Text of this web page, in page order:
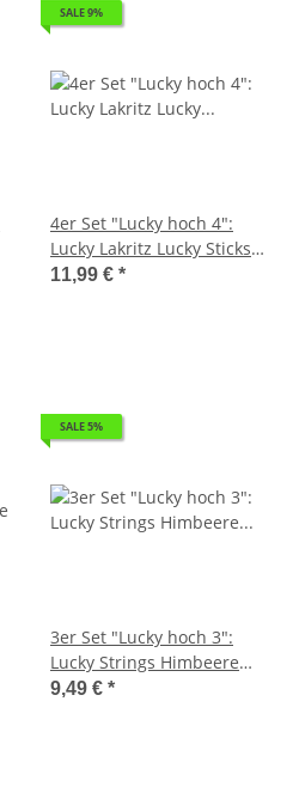
SALE 9%
4er Set "Lucky hoch 4":
Lucky Lakritz Lucky Sticks
Himbeere Lucky Sticks
11,99 € *
SALE 5%
3er Set "Lucky hoch 3":
Lucky Strings Himbeere
Erdbeere und Kirsche
9,49 € *